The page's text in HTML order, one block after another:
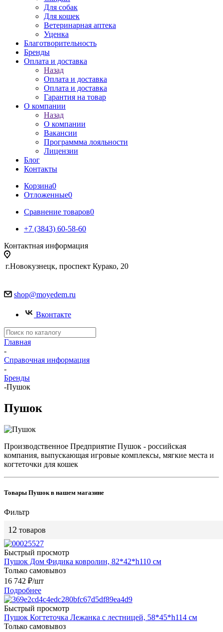
Для собак
Для кошек
Ветеринарная аптека
Уценка
Благотворительность
Бренды
Оплата и доставка
Назад
Оплата и доставка
Оплата и доставка
Гарантия на товар
О компании
Назад
О компании
Вакансии
Программма лояльности
Лицензии
Блог
Контакты
Корзина0
Отложенные0
Сравнение товаров0
+7 (3843) 60-58-60
Контактная информация
г.Новокузнецк, проспект Курако, 20
shop@moyedem.ru
Вконтакте
Главная
-
Справочная информация
-
Бренды
-Пушок
Пушок
Производственное Предприятие Пушок - российская
компания, выпускающая игровые комплексы, мягкие места и
когтеточки для кошек
Товары Пушок в нашем магазине
Фильтр
12 товаров
Быстрый просмотр
Пушок Дом Фидика ковролин, 82*42*h110 см
Только самовывоз
16 742 ₽/шт
Подробнее
Быстрый просмотр
Пушок Когтеточка Лежанка с лестницей, 58*45*h114 см
Только самовывоз